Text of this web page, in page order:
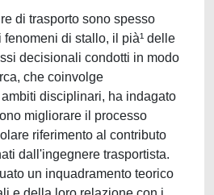
di trasporto sono spesso
di stallo, il pià¹ delle
decisionali condotti in modo
che coinvolge
disciplinari, ha indagato
migliorare il processo
riferimento al contributo
dall'ingegnere trasportista.
un inquadramento teorico